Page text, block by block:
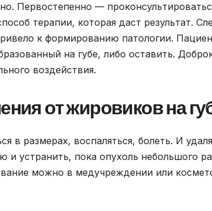
Первостепенно —
терапии, которая даст результат.
к формированию патологии.
на губе, либо оставить.
воздействия.
от жировиков на
в размерах, воспаляться, болеть. И
и устранить, пока опухоль небольшого
можно в медучреждении или